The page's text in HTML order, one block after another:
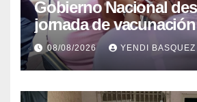
Gobierno Nacional
jornada de
Guaira para garantizar
epidemiológica
08/08/2026 YENDI BASQUEZ